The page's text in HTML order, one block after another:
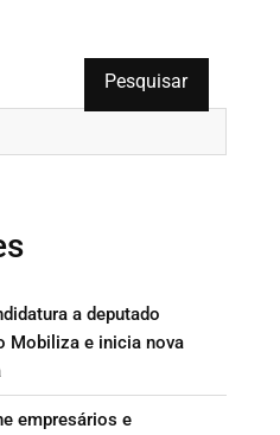
Pesquisar
a deputado
Mobiliza e inicia nova
empresários e